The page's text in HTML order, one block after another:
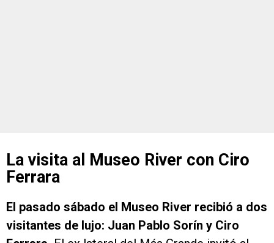
La visita al Museo River con Ciro
Ferrara
El pasado sábado el Museo River recibió a dos
visitantes de lujo: Juan Pablo Sorín y Ciro